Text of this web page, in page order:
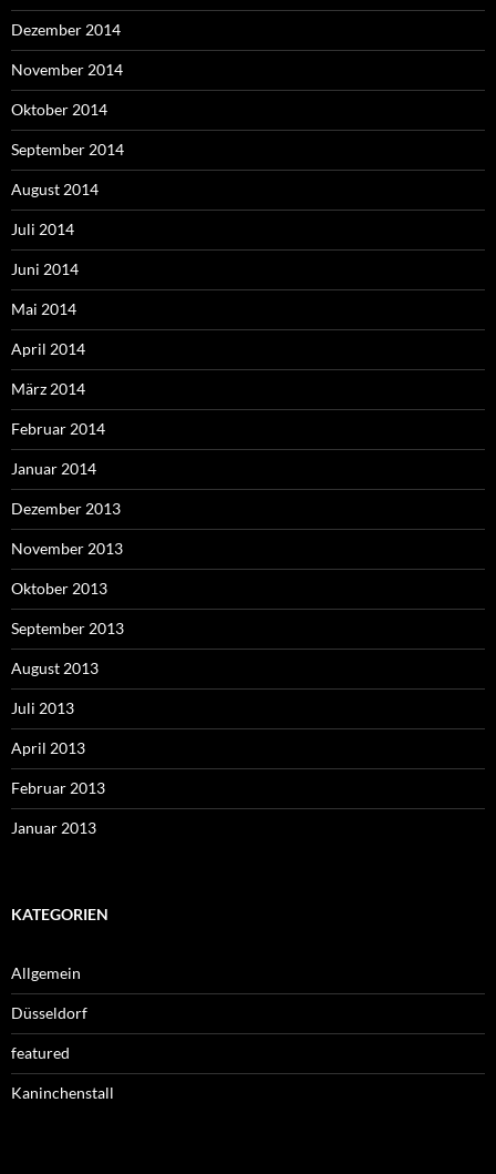
Dezember 2014
November 2014
Oktober 2014
September 2014
August 2014
Juli 2014
Juni 2014
Mai 2014
April 2014
März 2014
Februar 2014
Januar 2014
Dezember 2013
November 2013
Oktober 2013
September 2013
August 2013
Juli 2013
April 2013
Februar 2013
Januar 2013
KATEGORIEN
Allgemein
Düsseldorf
featured
Kaninchenstall